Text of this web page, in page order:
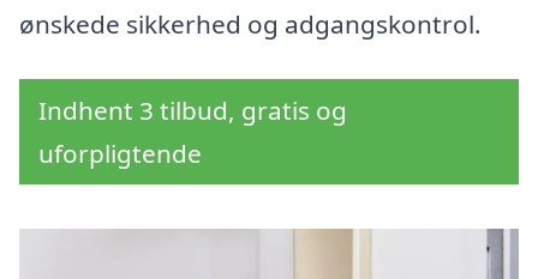
ønskede sikkerhed og adgangskontrol.
Indhent 3 tilbud, gratis og
uforpligtende